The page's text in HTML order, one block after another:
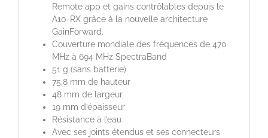
Remote app et gains contrôlables depuis le
A10-RX grâce à la nouvelle architecture
GainForward.
Couverture mondiale des fréquences de 470
MHz à 694 MHz SpectraBand
51 g (sans batterie)
75,8 mm de hauteur
48 mm de largeur
19 mm d’épaisseur
Résistance à l’eau
Avec ses joints étendus et ses connecteurs